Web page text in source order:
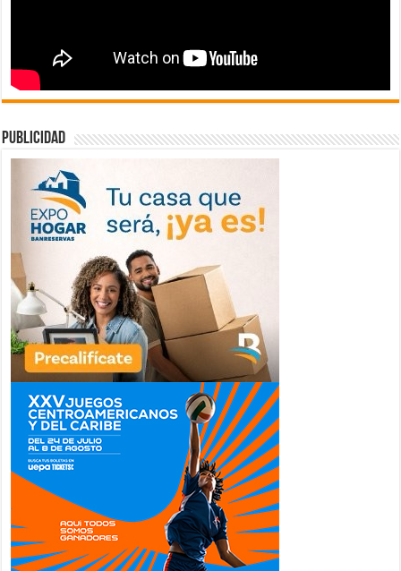
publicidad